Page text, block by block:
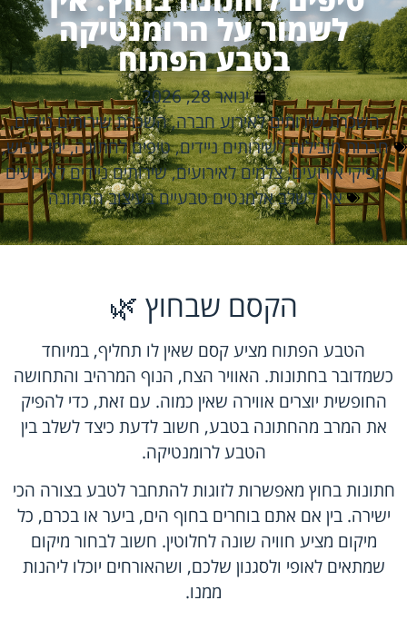
לשמור על הרומנטיקה
בטבע הפתוח
ינואר 28, 2026
השכרת שירותים לאירוע חברה,השכרת שירותים ניידים,
חברות מובילות לשירותים ניידים,טיפים לחתונה,ימי גיבוש,
מפיקי אירועים,צלמים לאירועים,שירותים ניידים לאירועים
איך לשלב אלמנטים טבעיים בעיצוב החתונה
הקסם שבחוץ 🌿
הטבע הפתוח מציע קסם שאין לו תחליף, במיוחד
כשמדובר בחתונות. האוויר הצח, הנוף המרהיב והתחושה
החופשית יוצרים אווירה שאין כמוה. עם זאת, כדי להפיק
את המרב מהחתונה בטבע, חשוב לדעת כיצד לשלב בין
הטבע לרומנטיקה.
חתונות בחוץ מאפשרות לזוגות להתחבר לטבע בצורה הכי
ישירה. בין אם אתם בוחרים בחוף הים, ביער או בכרם, כל
מיקום מציע חוויה שונה לחלוטין. חשוב לבחור מיקום
שמתאים לאופי ולסגנון שלכם, ושהאורחים יוכלו ליהנות
ממנו.